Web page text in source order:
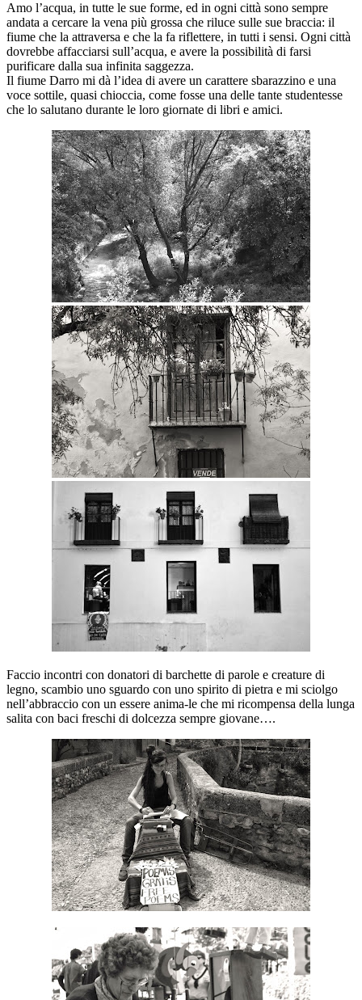
Amo l’acqua, in tutte le sue forme, ed in ogni città sono sempre
andata a cercare la vena più grossa che riluce sulle sue braccia: il
fiume che la attraversa e che la fa riflettere, in tutti i sensi. Ogni città
dovrebbe affacciarsi sull’acqua, e avere la possibilità di farsi
purificare dalla sua infinita saggezza.
Il fiume Darro mi dà l’idea di avere un carattere sbarazzino e una
voce sottile, quasi chioccia, come fosse una delle tante studentesse
che lo salutano durante le loro giornate di libri e amici.
Faccio incontri con donatori di barchette di parole e creature di
legno, scambio uno sguardo con uno spirito di pietra e mi sciolgo
nell’abbraccio con un essere anima-le che mi ricompensa della lunga
salita con baci freschi di dolcezza sempre giovane….